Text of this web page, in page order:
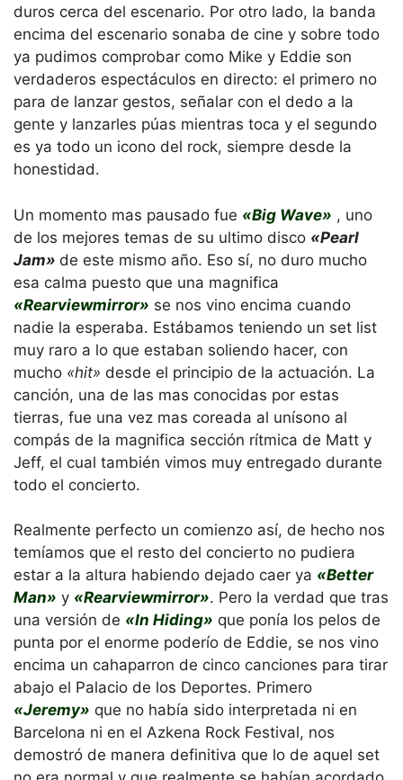
duros cerca del escenario. Por otro lado, la banda
encima del escenario sonaba de cine y sobre todo
ya pudimos comprobar como Mike y Eddie son
verdaderos espectáculos en directo: el primero no
para de lanzar gestos, señalar con el dedo a la
gente y lanzarles púas mientras toca y el segundo
es ya todo un icono del rock, siempre desde la
honestidad.
Un momento mas pausado fue «Big Wave» , uno
de los mejores temas de su ultimo disco «Pearl
Jam» de este mismo año. Eso sí, no duro mucho
esa calma puesto que una magnifica
«Rearviewmirror» se nos vino encima cuando
nadie la esperaba. Estábamos teniendo un set list
muy raro a lo que estaban soliendo hacer, con
mucho «hit» desde el principio de la actuación. La
canción, una de las mas conocidas por estas
tierras, fue una vez mas coreada al unísono al
compás de la magnifica sección rítmica de Matt y
Jeff, el cual también vimos muy entregado durante
todo el concierto.
Realmente perfecto un comienzo así, de hecho nos
temíamos que el resto del concierto no pudiera
estar a la altura habiendo dejado caer ya «Better
Man» y «Rearviewmirror». Pero la verdad que tras
una versión de «In Hiding» que ponía los pelos de
punta por el enorme poderío de Eddie, se nos vino
encima un cahaparron de cinco canciones para tirar
abajo el Palacio de los Deportes. Primero
«Jeremy» que no había sido interpretada ni en
Barcelona ni en el Azkena Rock Festival, nos
demostró de manera definitiva que lo de aquel set